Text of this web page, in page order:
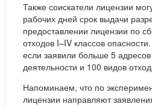
Также соискатели лицензии
рабочих дней срок выдачи
предоставлении лицензии по
отходов I–IV классов
если заявили больше 5
деятельности и 100 видов
Напоминаем, что по
лицензии направляют